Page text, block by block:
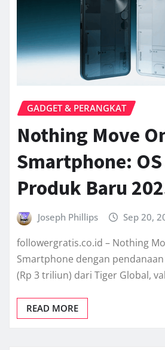
GADGET & PERANGKAT
Nothing Move
Smartphone:
Produk Baru
Joseph Phillips Sep 20,
followergratis.co.id – Nothing
Smartphone dengan pendanaan
(Rp 3 triliun) dari Tiger Global,
READ MORE